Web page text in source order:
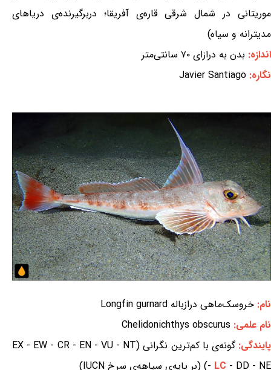
موریتانی در شمال شرقی قاره‌ی آفریقا؛ دربرگیرنده‌ی دریاهای
مدیترانه و سیاه)
اندازه: بدن به درازای ۷۰ سانتی‌متر
نگاره: Javier Santiago
نام: خروسک‌ماهی درازباله Longfin gurnard
نام علمی: Chelidonichthys obscurus
پایندگی:
گونه‌ی با کم‌ترین نگرانی (EX - EW - CR - EN - VU - NT
- LC - DD - NE) (بر پایه‌ی سیاهه‌ی سرخ IUCN)